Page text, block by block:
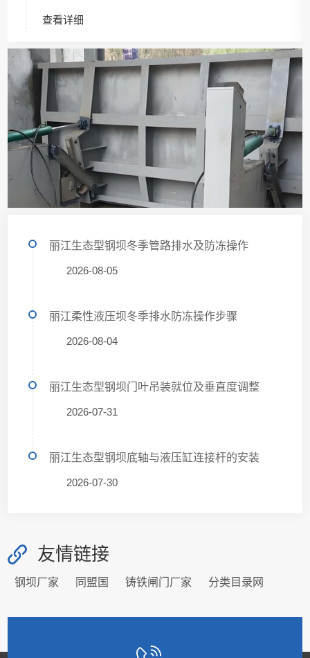
查看详细
丽江生态型钢坝冬季管路排水及防冻操作
2026-08-05
丽江柔性液压坝冬季排水防冻操作步骤
2026-08-04
丽江生态型钢坝门叶吊装就位及垂直度调整
2026-07-31
丽江生态型钢坝底轴与液压缸连接杆的安装
2026-07-30
友情链接
钢坝厂家 同盟国 铸铁闸门厂家 分类目录网